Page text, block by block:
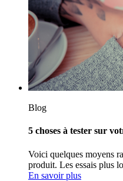
Blog
5 choses à tester sur
Voici quelques moyens
produit. Les essais plus
En savoir plus